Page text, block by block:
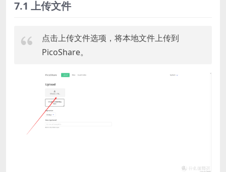
7.1 上传文件
点击上传文件选项，将本地文件上传到
PicoShare。